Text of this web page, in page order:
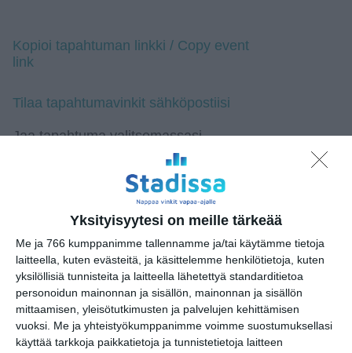
Yksityisyytesi on meille tärkeää
Me ja 766 kumppanimme tallennamme ja/tai käytämme tietoja
laitteella, kuten evästeitä, ja käsittelemme henkilötietoja, kuten
yksilöllisiä tunnisteita ja laitteella lähetettyä standarditietoa
personoidun mainonnan ja sisällön, mainonnan ja sisällön
mittaamisen, yleisötutkimusten ja palvelujen kehittämisen
vuoksi. Me ja yhteistyökumppanimme voimme suostumuksellasi
käyttää tarkkoja paikkatietoja ja tunnistetietoja laitteen
Kopioi tapahtuman linkki / Copy event
link
Tilaa tapahtumavinkit sähköpostiisi
Jaa tapahtuma valitsemassasi
palvelussa / share this event on:
FacebookWhatsApp
Tumblr
X
Copy
Link
Messenger
(Translate page)
Translate
Katso myös nämä 🔥
Kruunuvuorenrannan kirpputori
la 8.8.2026 klo 10:00